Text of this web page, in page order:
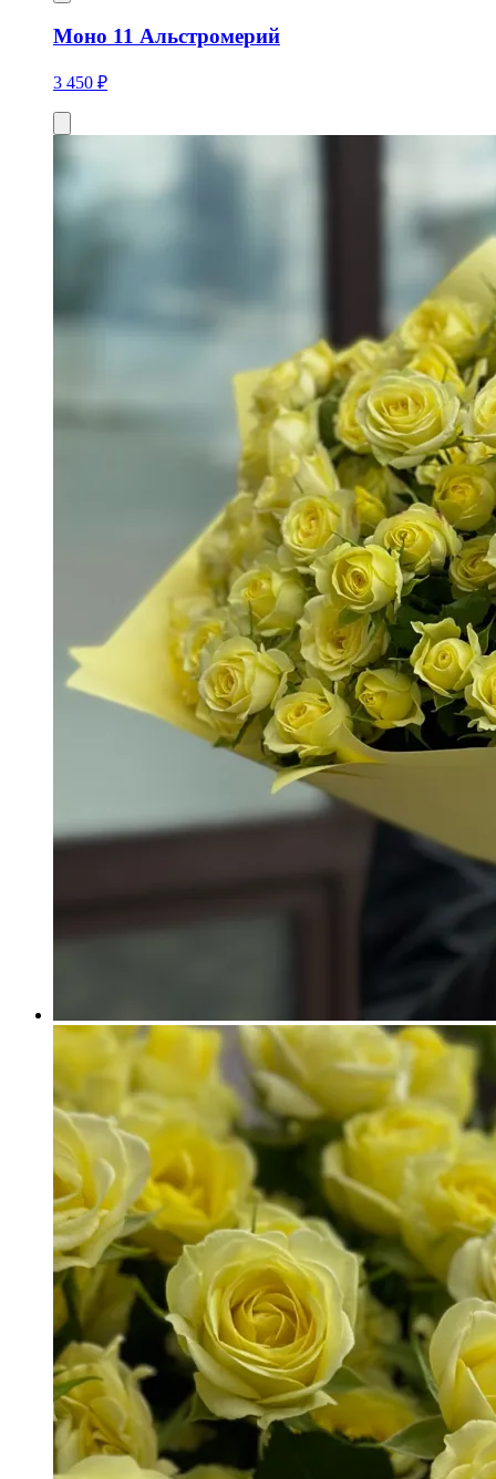
Моно 11 Альстромерий
3 450 ₽